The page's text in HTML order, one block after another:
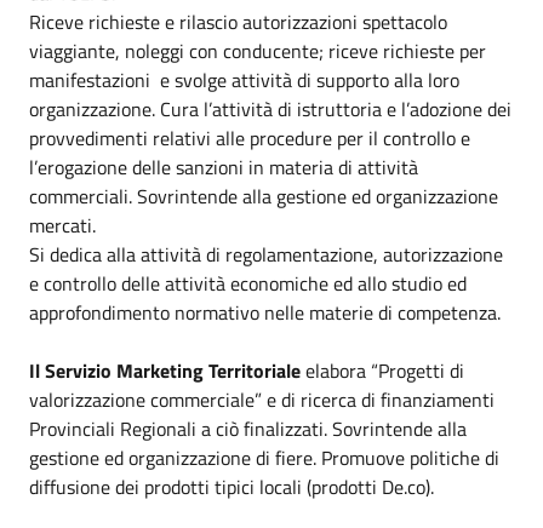
Riceve richieste e rilascio autorizzazioni spettacolo
viaggiante, noleggi con conducente; riceve richieste per
manifestazioni e svolge attività di supporto alla loro
organizzazione. Cura l’attività di istruttoria e l’adozione dei
provvedimenti relativi alle procedure per il controllo e
l’erogazione delle sanzioni in materia di attività
commerciali. Sovrintende alla gestione ed organizzazione
mercati.
Si dedica alla attività di regolamentazione, autorizzazione
e controllo delle attività economiche ed allo studio ed
approfondimento normativo nelle materie di competenza.
Il Servizio Marketing Territorialeelabora “Progetti di
valorizzazione commerciale” e di ricerca di finanziamenti
Provinciali Regionali a ciò finalizzati. Sovrintende alla
gestione ed organizzazione di fiere. Promuove politiche di
diffusione dei prodotti tipici locali (prodotti De.co).